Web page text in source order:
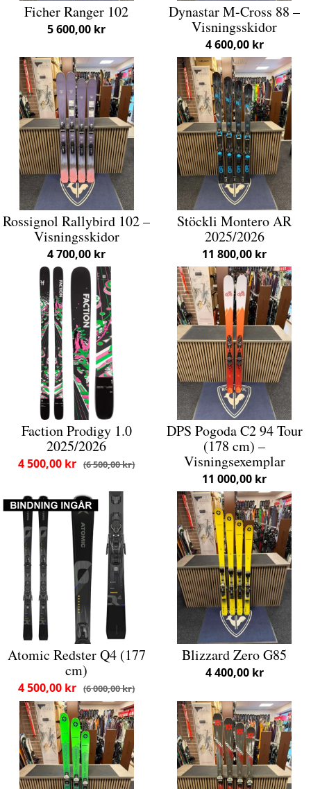
Ficher Ranger 102
5 600,00 kr
Dynastar M-Cross 88 –
Visningsskidor
4 600,00 kr
Rossignol Rallybird 102 –
Visningsskidor
4 700,00 kr
Stöckli Montero AR
2025/2026
11 800,00 kr
Faction Prodigy 1.0
2025/2026
6 500,00 kr
4 500,00 kr
DPS Pogoda C2 94 Tour
(178 cm) –
Visningsexemplar
11 000,00 kr
Atomic Redster Q4 (177
cm)
6 000,00 kr
4 500,00 kr
Blizzard Zero G85
4 400,00 kr